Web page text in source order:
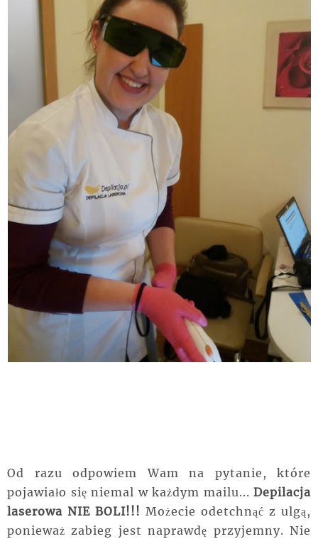
Od razu odpowiem Wam na pytanie, które
pojawiało się niemal w każdym mailu... Depilacja
laserowa NIE BOLI!!! Możecie odetchnąć z ulgą,
ponieważ zabieg jest naprawdę przyjemny. Nie